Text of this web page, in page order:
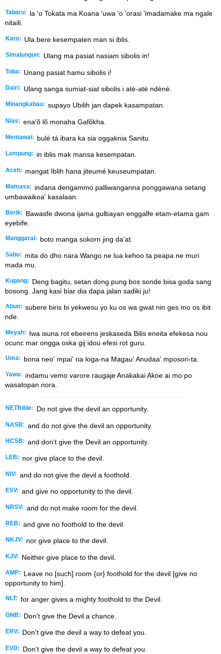
Tabaru:
la 'o Tokata ma Koana 'uwa 'o 'orasi 'imadamake ma ngale
nitaili.
Karo: Ula bere kesempaten man si iblis.
Simalungun: Ulang ma pasiat nasiam sibolis in!
Toba: Unang pasiat hamu sibolis i!
Dairi: Ulang sanga sumiat-siat sibolis i atè-atè ndènè.
Minangkabau: supayo Ubilih jan dapek kasampatan.
Nias: ena'õ lõ monaha Gafõkha.
Mentawai: bulé tá ibara ka sia oggaknia Sanitu.
Lampung: in iblis mak mansa kesempatan.
Aceh: mangat Iblih hana jiteumé keuseumpatan.
Mamasa:
indana dengammo palliwanganna ponggawana setang
umbawaikoa' kasalaan.
Berik:
Bawasfe dwona ijama gulbayan enggalfe etam-etama gam
eyebife.
Manggarai: boto manga sokorn jing da’at.
Sabu:
mita do dho nara Wango ne lua kehoo ta peapa ne muri
mada mu.
Kupang:
Deng bagitu, setan dong pung bos sonde bisa goda sang
bosong. Jang kasi biar dia dapa jalan sadiki ju!
Abun: subere biris bi yekwesu yo ku os wa gwat nin ges mo os ibit
nde.
Meyah:
Iwa isuna rot ebeirens jeskaseda Bilis eneita efekesa nou
ocunc mar ongga oska gij idou efesi rot guru.
Uma: bona neo' mpai' ria loga-na Magau' Anudaa' mposori-ta.
Yawa:
indamu vemo varore raugaje Anakakai Akoe ai mo po
wasatopan nora.
NETBible: Do not give the devil an opportunity.
NASB: and do not give the devil an opportunity.
HCSB: and don't give the Devil an opportunity.
LEB: nor give place to the devil.
NIV: and do not give the devil a foothold.
ESV: and give no opportunity to the devil.
NRSV: and do not make room for the devil.
REB: and give no foothold to the devil.
NKJV: nor give place to the devil.
KJV: Neither give place to the devil.
AMP:
Leave no [such] room {or} foothold for the devil [give no
opportunity to him].
NLT: for anger gives a mighty foothold to the Devil.
GNB: Don't give the Devil a chance.
ERV: Don’t give the devil a way to defeat you.
EVD: Don’t give the devil a way to defeat you.